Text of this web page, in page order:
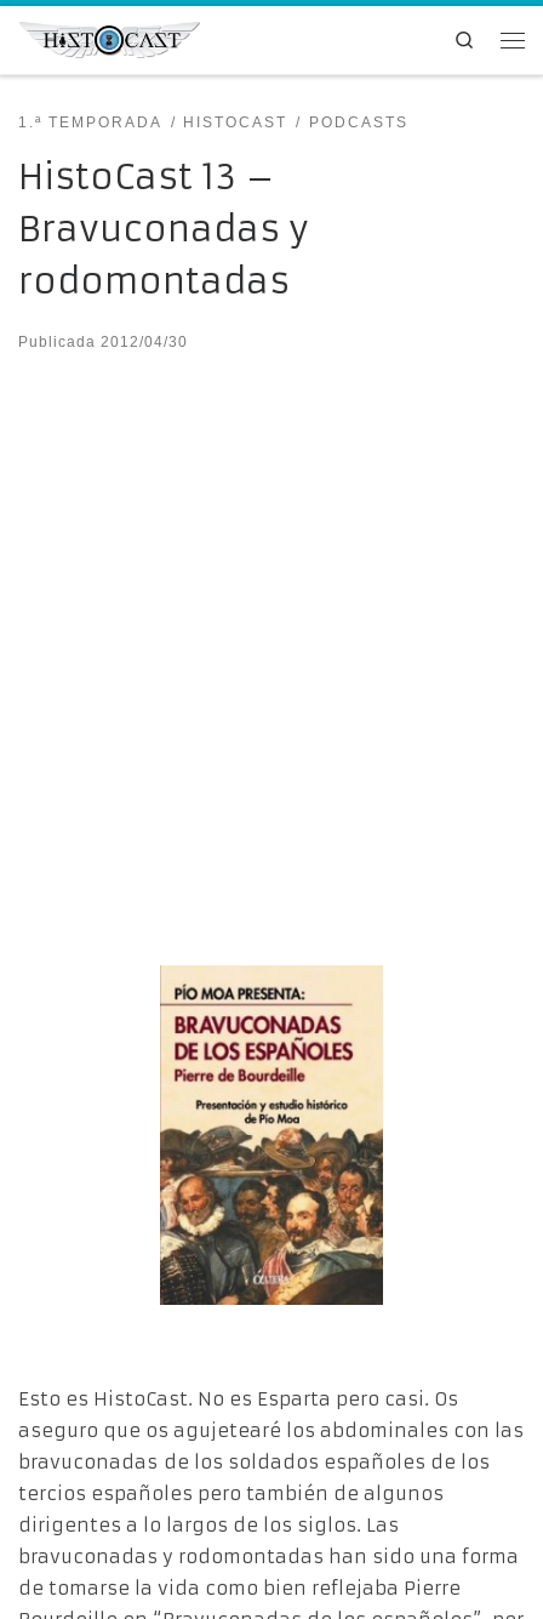
Saltar al contenido
Search
1.ª TEMPORADA HISTOCAST PODCASTS
HistoCast 13 –
Bravuconadas y
rodomontadas
Publicada 2012/04/30
Esto es HistoCast. No es Esparta pero casi. Os
aseguro que os agujetearé los abdominales con las
bravuconadas de los soldados españoles de los
tercios españoles pero también de algunos
dirigentes a lo largos de los siglos. Las
bravuconadas y rodomontadas han sido una forma
de tomarse la vida como bien reflejaba Pierre